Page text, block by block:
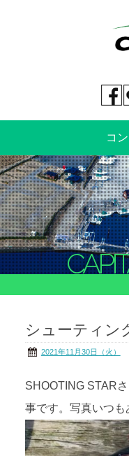
コ
中古艇情報
船のご売却
船舶保険
茨城の海
会社概要
シューティン
2021年11月30日（火）
SHOOTING STAR
事です。写真いつも